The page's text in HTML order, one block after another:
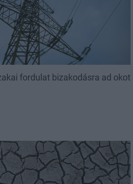
fordulat bizakodásra ad okot